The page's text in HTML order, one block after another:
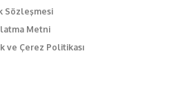
Sözleşmesi
Metni
ve Çerez Politikası
Paşa Sok. No3/A Kadıköy İstanbul